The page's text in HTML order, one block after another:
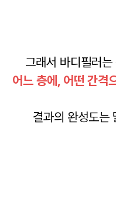
그래서 바디필러
어느 층에, 어떤 간격
결과의 완성도는